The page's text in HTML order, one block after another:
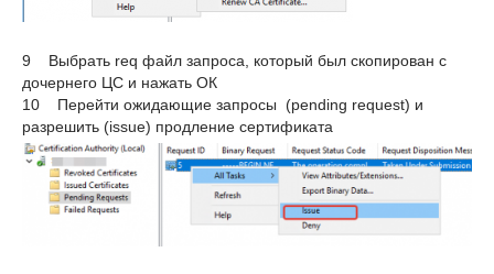
9 Выбрать req файл запроса, который был скопирован с
дочернего ЦС и нажать ОК
10 Перейти ожидающие запросы (pending request) и
разрешить (issue) продление сертификата